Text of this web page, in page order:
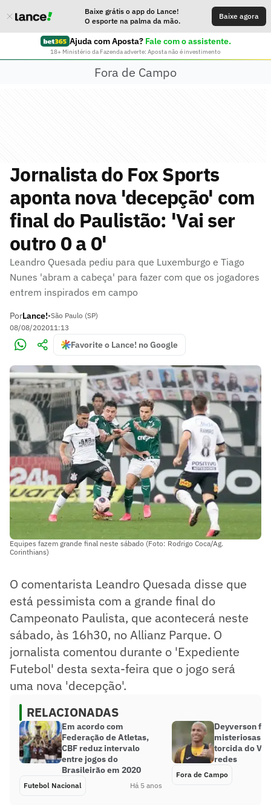
Baixe grátis o app do Lance!
O esporte na palma da mão.
Baixe agora
Ajuda com Aposta? Fale com o assistente.
18+ Ministério da Fazenda adverte: Aposta não é investimento
Fora de Campo
Jornalista do Fox Sports
aponta nova 'decepção' com
final do Paulistão: 'Vai ser
outro 0 a 0'
Leandro Quesada pediu para que Luxemburgo e Tiago
Nunes 'abram a cabeça' para fazer com que os jogadores
entrem inspirados em campo
PorLance!•São Paulo (SP)
08/08/202011:13
Favorite o Lance! no Google
Equipes fazem grande final neste sábado (Foto: Rodrigo Coca/Ag.
Corinthians)
O comentarista Leandro Quesada disse que
está pessimista com a grande final do
Campeonato Paulista, que acontecerá neste
sábado, às 16h30, no Allianz Parque. O
jornalista comentou durante o 'Expediente
Futebol' desta sexta-feira que o jogo será
uma nova 'decepção'.
RELACIONADAS
Em acordo com
Federação de Atletas,
CBF reduz intervalo
entre jogos do
Brasileirão em 2020
Futebol Nacional Há 5 anos
Deyverson
misteriosas e
torcida do
redes
Fora de Campo